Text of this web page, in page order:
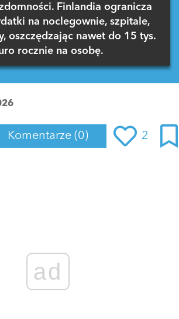
Finlandia ogranicza
na noclegownie, szpitale,
oszczędzając nawet do 15 tys.
rocznie na osobę.
Komentarze (0) 2
ad